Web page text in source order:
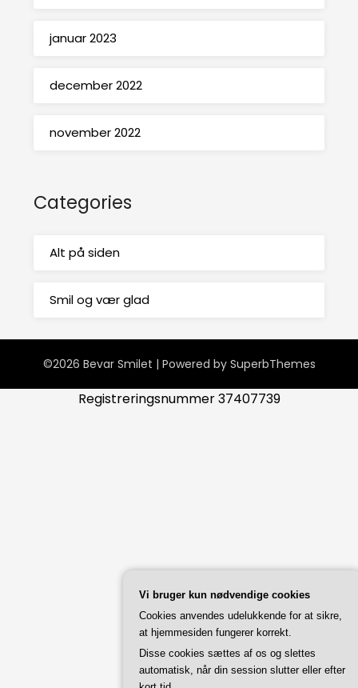
januar 2023
december 2022
november 2022
Categories
Alt på siden
Smil og vær glad
©2026 Bevar Smilet | Powered by SuperbThemes
Registreringsnummer 37407739
Vi bruger kun nødvendige cookies
Cookies anvendes udelukkende for at sikre,
at hjemmesiden fungerer korrekt.
Disse cookies sættes af os og slettes
automatisk, når din session slutter eller efter